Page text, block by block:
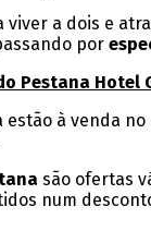
a dois e
por
Pestana Hotel
estão à venda
são ofertas
num